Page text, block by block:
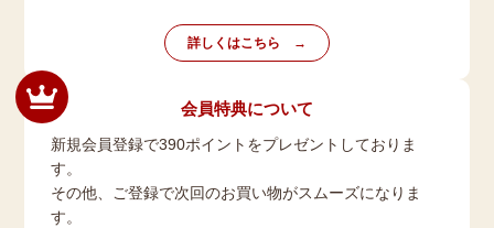
詳しくはこちら
会員特典について
新規会員登録で390ポイントをプレゼントしておりま
す。
その他、ご登録で次回のお買い物がスムーズになりま
す。